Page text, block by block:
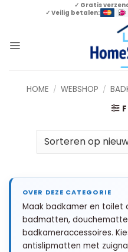
✓ Gratis
✓ Veilig betalen:
HOME / WEBSHOP /
Maak badkamer en
badmatten,
badkameraccessoires.
antislipmatten met